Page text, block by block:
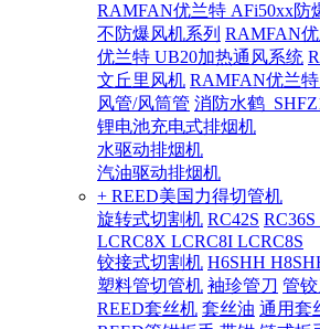
RAMFAN优兰特 AFi50xx
不防爆风机系列 RAMFAN
优兰特 UB20加热通风系统
文丘里风机 RAMFAN优兰
风管/风筒管 消防水鹤
锂电池充电式排烟机
水驱动排烟机
汽油驱动排烟机
+ REED美国力得切管机
旋转式切割机 RC42S
LCRC8X LCRC8I LCRC8S
铰接式切割机 H6SHH
塑料管切管机 袖珍管刀 管铰
REED套丝机 套丝油 通用套